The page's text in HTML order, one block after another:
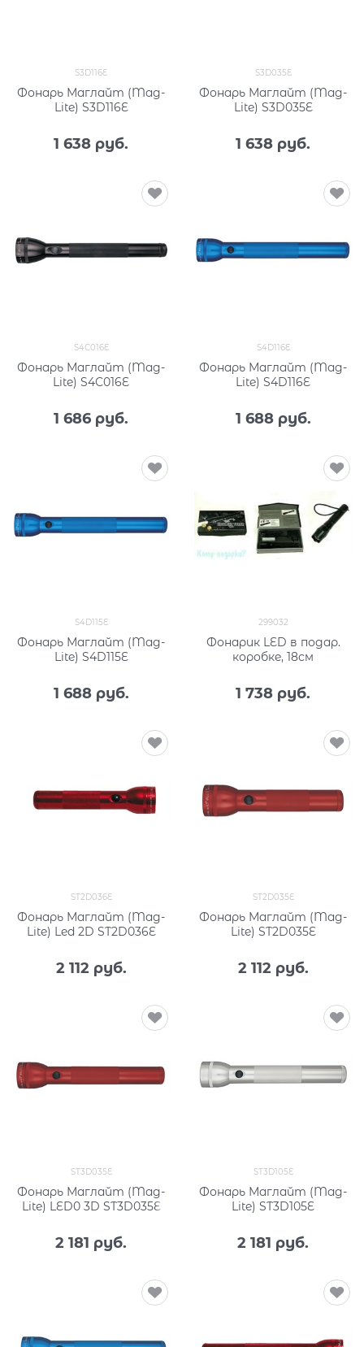
S3D116E
Фонарь Маглайт (Mag-
Lite) S3D116E
1 638 руб.
S3D035E
Фонарь Маглайт (Mag-
Lite) S3D035E
1 638 руб.
S4С016E
Фонарь Маглайт (Mag-
Lite) S4С016E
1 686 руб.
S4D116E
Фонарь Маглайт (Mag-
Lite) S4D116E
1 688 руб.
S4D115E
Фонарь Маглайт (Mag-
Lite) S4D115E
1 688 руб.
299032
Фонарик LED в подар.
коробке, 18см
1 738 руб.
ST2D036E
Фонарь Маглайт (Mag-
Lite) Led 2D ST2D036E
2 112 руб.
ST2D035E
Фонарь Маглайт (Mag-
Lite) ST2D035E
2 112 руб.
ST3D035E
Фонарь Маглайт (Mag-
Lite) LED0 3D ST3D035E
2 181 руб.
ST3D105E
Фонарь Маглайт (Mag-
Lite) ST3D105E
2 181 руб.